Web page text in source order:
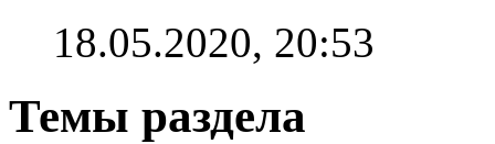
18.05.2020, 20:53
Темы раздела